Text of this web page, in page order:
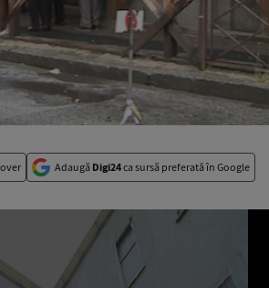
Adaugă Digi24ca sursă preferată în Google